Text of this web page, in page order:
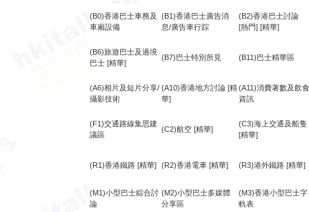
(B0)香港巴士車務及
車廂設備
(B1)香港巴士廣告消
息/廣告車行踪
(B2)香港巴士討論
[熱門] [精華]
(B6)旅遊巴士及過境
巴士 [精華]
(B7)巴士特別所見 (B11)巴士精華區
(A6)相片及短片分享/
攝影技術
(A10)香港地方討論 [精
華]
(A11)消費著數及飲食
資訊
(F1)交通路線集思建
議區
(C2)航空 [精華]
(C3)海上交通及船隻
[精華]
(R1)香港鐵路 [精華] (R2)香港電車 [精華] (R3)港外鐵路 [精華]
(M1)小型巴士綜合討
論
(M2)小型巴士多媒體
分享區
(M3)香港小型巴士字
軌表